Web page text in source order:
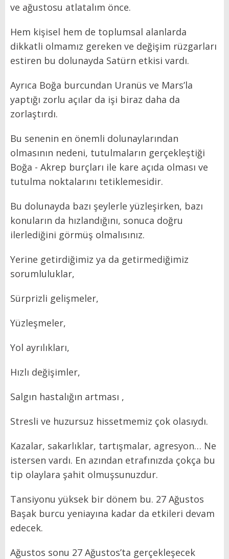
ve ağustosu atlatalım önce.
Hem kişisel hem de toplumsal alanlarda
dikkatli olmamız gereken ve değişim rüzgarları
estiren bu dolunayda Satürn etkisi vardı.
Ayrıca Boğa burcundan Uranüs ve Mars’la
yaptığı zorlu açılar da işi biraz daha da
zorlaştırdı.
Bu senenin en önemli dolunaylarından
olmasının nedeni, tutulmaların gerçekleştiği
Boğa - Akrep burçları ile kare açıda olması ve
tutulma noktalarını tetiklemesidir.
Bu dolunayda bazı şeylerle yüzleşirken, bazı
konuların da hızlandığını, sonuca doğru
ilerlediğini görmüş olmalısınız.
Yerine getirdiğimiz ya da getirmediğimiz
sorumluluklar,
Sürprizli gelişmeler,
Yüzleşmeler,
Yol ayrılıkları,
Hızlı değişimler,
Salgın hastalığın artması ,
Stresli ve huzursuz hissetmemiz çok olasıydı.
Kazalar, sakarlıklar, tartışmalar, agresyon… Ne
istersen vardı. En azından etrafınızda çokça bu
tip olaylara şahit olmuşsunuzdur.
Tansiyonu yüksek bir dönem bu. 27 Ağustos
Başak burcu yeniayına kadar da etkileri devam
edecek.
Ağustos sonu 27 Ağustos’ta gerçekleşecek